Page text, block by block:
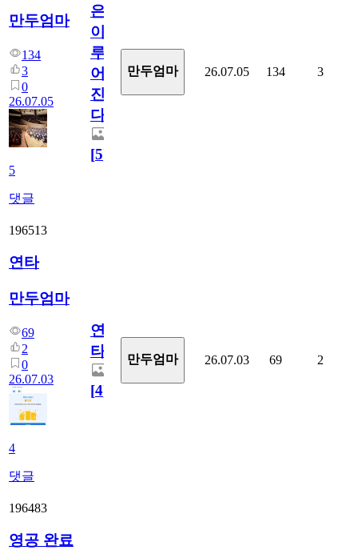
만두엄마
134
3
0
26.07.05
5
댓글
은
이
루
어
진
다.
[5]
만두엄마 26.07.05 134 3
196513
연타
만두엄마
69
2
0
26.07.03
4
댓글
연
타
[4]
만두엄마 26.07.03 69 2
196483
영공 완료